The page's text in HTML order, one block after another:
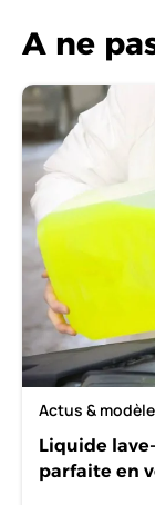
A ne
Actus &
Liquide
parfaite en